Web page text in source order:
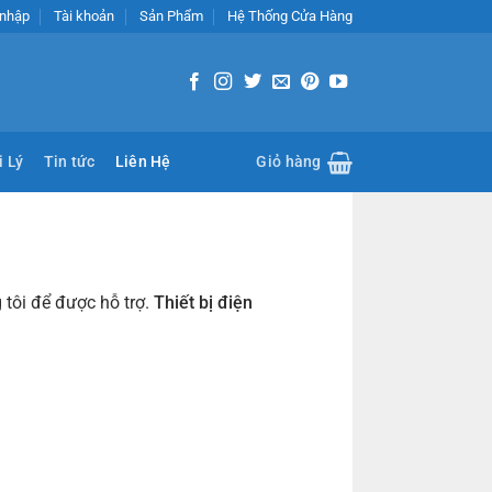
Tài khoản Sản Phẩm Hệ Thống Cửa Hàng
Lý Tin tức Liên Hệ Giỏ hàng
tôi để được hỗ trợ. Thiết bị điện